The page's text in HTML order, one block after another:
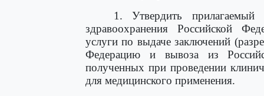
1. Утвердить
здравоохранения Российской
услуги по выдаче заключений
Федерацию и вывоза из
полученных при проведении
для медицинского применения.